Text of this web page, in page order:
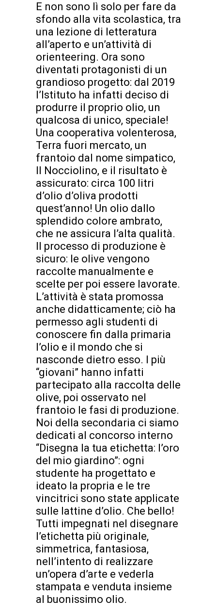
E non sono lì solo per fare da
sfondo alla vita scolastica, tra
una lezione di letteratura
all’aperto e un’attività di
orienteering. Ora sono
diventati protagonisti di un
grandioso progetto: dal 2019
l’Istituto ha infatti deciso di
produrre il proprio olio, un
qualcosa di unico, speciale!
Una cooperativa volenterosa,
Terra fuori mercato, un
frantoio dal nome simpatico,
Il Nocciolino, e il risultato è
assicurato: circa 100 litri
d’olio d’oliva prodotti
quest’anno! Un olio dallo
splendido colore ambrato,
che ne assicura l’alta qualità.
Il processo di produzione è
sicuro: le olive vengono
raccolte manualmente e
scelte per poi essere lavorate.
L’attività è stata promossa
anche didatticamente; ciò ha
permesso agli studenti di
conoscere fin dalla primaria
l’olio e il mondo che si
nasconde dietro esso. I più
“giovani” hanno infatti
partecipato alla raccolta delle
olive, poi osservato nel
frantoio le fasi di produzione.
Noi della secondaria ci siamo
dedicati al concorso interno
“Disegna la tua etichetta: l’oro
del mio giardino”: ogni
studente ha progettato e
ideato la propria e le tre
vincitrici sono state applicate
sulle lattine d’olio. Che bello!
Tutti impegnati nel disegnare
l’etichetta più originale,
simmetrica, fantasiosa,
nell’intento di realizzare
un’opera d’arte e vederla
stampata e venduta insieme
al buonissimo olio.